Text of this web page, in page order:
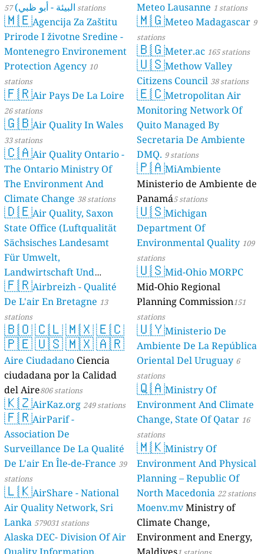
البيئة - أبو ظبي) 57 stations
🇲🇪Agencija Za Zaštitu
Prirode I životne Sredine -
Montenegro Environement
Protection Agency 10
stations
🇫🇷Air Pays De La Loire
26 stations
🇬🇧Air Quality In Wales
33 stations
🇨🇦Air Quality Ontario -
The Ontario Ministry Of
The Environment And
Climate Change 38 stations
🇩🇪Air Quality, Saxon
State Office (Luftqualität
Sächsisches Landesamt
Für Umwelt,
Landwirtschaft Und
Geologie) 50 stations
🇫🇷Airbreizh - Qualité
De L'air En Bretagne 13
stations
🇧🇴🇨🇱🇲🇽🇪🇨
🇵🇪🇺🇸🇲🇽🇦🇷
Aire Ciudadano Ciencia
ciudadana por la Calidad
del Aire806 stations
🇰🇿AirKaz.org 249 stations
🇫🇷AirParif -
Association De
Surveillance De La Qualité
De L'air En Île-de-France 39
stations
🇱🇰AirShare - National
Air Quality Network, Sri
Lanka 579031 stations
Alaska DEC- Division Of Air
Meteo Lausanne 1 stations
🇲🇬Meteo Madagascar 9
stations
🇧🇬Meter.ac 165 stations
🇺🇸Methow Valley
Citizens Council 38 stations
🇪🇨Metropolitan Air
Monitoring Network Of
Quito Managed By
Secretaria De Ambiente
DMQ. 9 stations
🇵🇦MiAmbiente
Ministerio de Ambiente de
Panamá5 stations
🇺🇸Michigan
Department Of
Environmental Quality 109
stations
🇺🇸Mid-Ohio MORPC
Mid-Ohio Regional
Planning Commission151
stations
🇺🇾Ministerio De
Ambiente De La República
Oriental Del Uruguay 6
stations
🇶🇦Ministry Of
Environment And Climate
Change, State Of Qatar 16
stations
🇲🇰Ministry Of
Environment And Physical
Planning – Republic Of
North Macedonia 22 stations
Moenv.mvMinistry of
Climate Change,
Environment and Energy,